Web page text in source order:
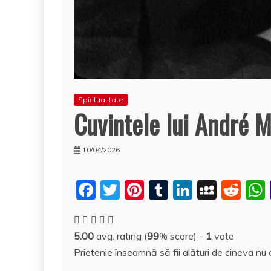
Spiritualitate
Cuvintele lui André
10/04/2026
F
c
e
T
itt
er
Pi
er
e
T
m
bl
Li
k
e
M
S
p
R
di
5.00 avg. rating (99% score) - 1 vote
Prietenie înseamnă să fii alături de cineva nu